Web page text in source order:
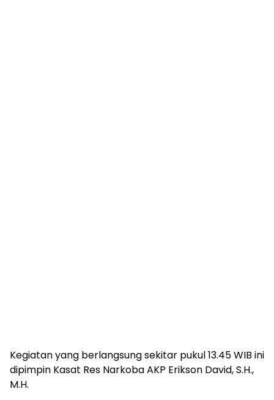
Kegiatan yang berlangsung sekitar pukul 13.45 WIB ini
dipimpin Kasat Res Narkoba AKP Erikson David, S.H.,
M.H.